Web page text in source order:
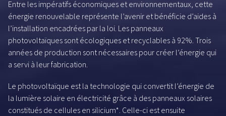
Entre les impératifs économiques et environnementaux, cette
énergie renouvelable représente l’avenir et bénéficie d’aides à
l’installation encadrées par la loi. Les panneaux
photovoltaïques sont écologiques et recyclables à 92%. Trois
années de production sont nécessaires pour créer l’énergie qui
a servi à leur fabrication.
Le photovoltaïque est la technologie qui convertit l’énergie de
la lumière solaire en électricité grâce à des panneaux solaires
constitués de cellules en silicium*. Celle-ci est ensuite